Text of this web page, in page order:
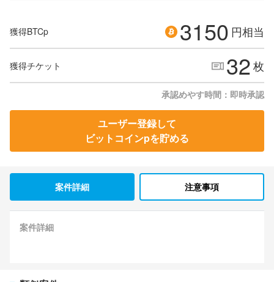
獲得BTCp 3150 円相当
獲得チケット 32枚
承認めやす時間：即時承認
ユーザー登録して
ビットコインpを貯める
案件詳細 注意事項
案件詳細